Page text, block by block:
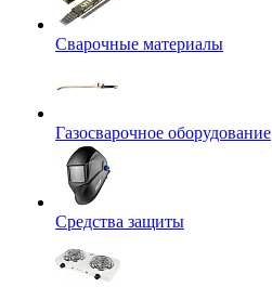
Сварочные материалы
Газосварочное оборудование
Средства защиты